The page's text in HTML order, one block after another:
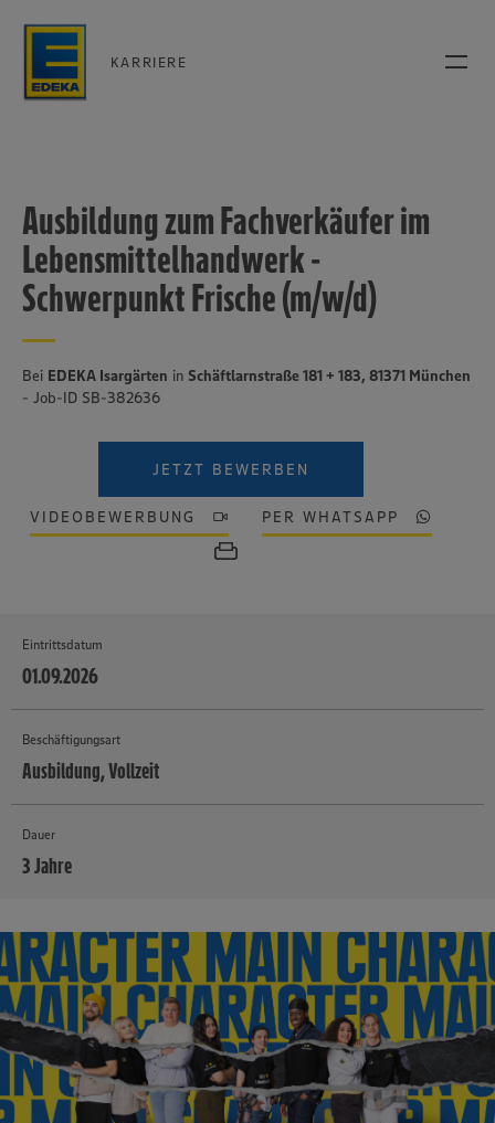
KARRIERE
Ausbildung zum Fachverkäufer im
Lebensmittelhandwerk -
Schwerpunkt Frische (m/w/d)
Bei EDEKA Isargärten in Schäftlarnstraße 181 + 183, 81371 München
- Job-ID SB-382636
JETZT BEWERBEN
VIDEOBEWERBUNG PER WHATSAPP
Eintrittsdatum
01.09.2026
Beschäftigungsart
Ausbildung, Vollzeit
Dauer
3 Jahre